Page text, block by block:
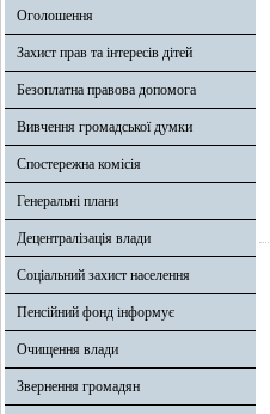
Оголошення
Захист прав та інтересів дітей
Безоплатна правова допомога
Вивчення громадської думки
Спостережна комісія
Генеральні плани
Децентралізація влади
Соціальний захист населення
Пенсійний фонд інформує
Очищення влади
Звернення громадян